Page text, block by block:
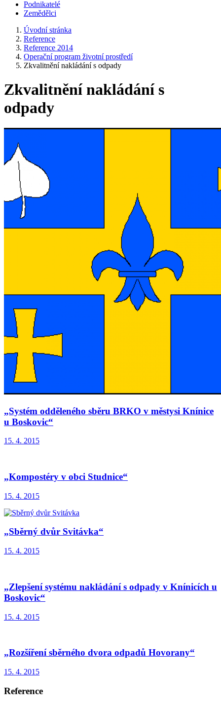
Podnikatelé
Zemědělci
Úvodní stránka
Reference
Reference 2014
Operační program životní prostředí
Zkvalitnění nakládání s odpady
Zkvalitnění nakládání s
odpady
„Systém odděleného sběru BRKO v městysi Knínice
u Boskovic“
15. 4. 2015
„Kompostéry v obci Studnice“
15. 4. 2015
„Sběrný dvůr Svitávka“
15. 4. 2015
„Zlepšení systému nakládání s odpady v Knínicích u
Boskovic“
15. 4. 2015
„Rozšíření sběrného dvora odpadů Hovorany“
15. 4. 2015
Reference